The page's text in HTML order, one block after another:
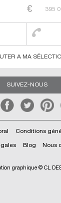
395
A MA
SUIVEZ-NOUS
Conditions
Blog Nous
graphique © CL